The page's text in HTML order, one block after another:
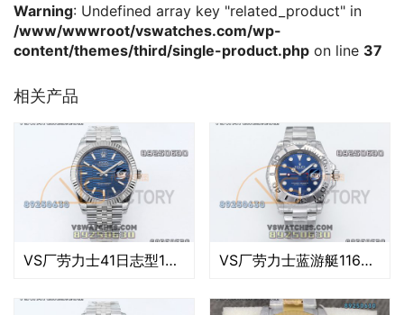
Warning: Undefined array key "related_product" in
/www/wwwroot/vswatches.com/wp-
content/themes/third/single-product.php on line 37
相关产品
VS厂劳力士41日志型126334-0032复刻腕表-VS手表 VS厂劳力士蓝游艇116622-78760复刻腕表-VS手表